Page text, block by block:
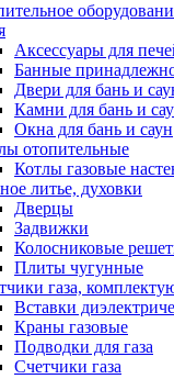
Аксессуары для
Банные
Двери для бань и
Камни для бань и
Окна для бань и саун
отопительные
Котлы газовые
литье, духовки
Дверцы
Задвижки
Колосниковые
Плиты чугунные
газа,
Вставки
Краны газовые
Подводки для газа
Счетчики газа